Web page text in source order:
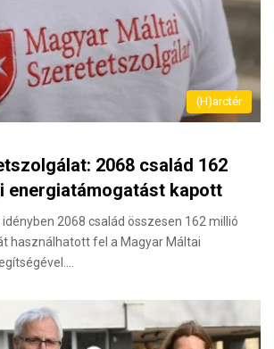
(H)arctér
2068 család 162
energiatámogatást kapott
2068 család összesen 162 millió
használhatott fel a Magyar Máltai